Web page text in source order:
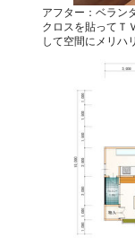
アフター：ベラン
クロスを貼ってＴ
して空間にメリハ